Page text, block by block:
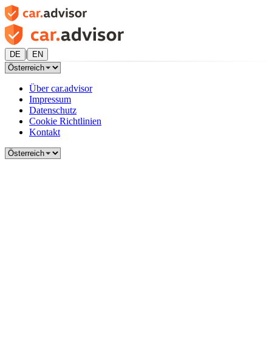
DE | EN
Über car.advisor
Impressum
Datenschutz
Cookie Richtlinien
Kontakt